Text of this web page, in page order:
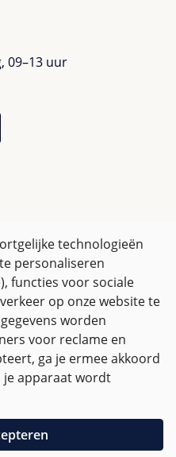
09–13 uur
Herroepingsrecht
en eventuele
anders vermeld.
technologieën
personaliseren
functies voor sociale
op onze website te
worden
voor reclame en
ga je ermee akkoord
je apparaat wordt